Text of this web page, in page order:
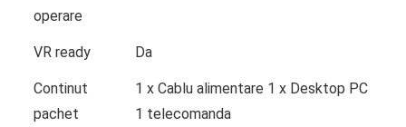
operare
VR ready Da
Continut
pachet
1 x Cablu alimentare 1 x Desktop PC
1 telecomanda